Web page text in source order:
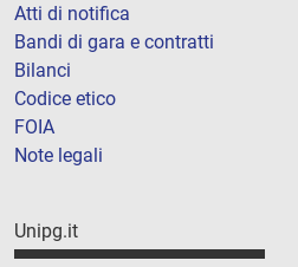
Atti di notifica
Bandi di gara e contratti
Bilanci
Codice etico
FOIA
Note legali
Unipg.it